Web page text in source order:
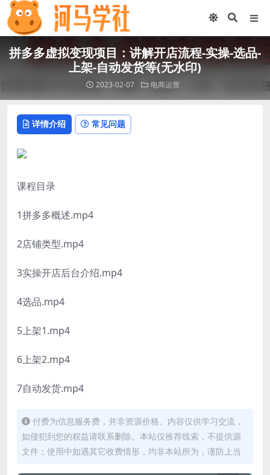
拼多多虚拟变现项目：讲解开店流程-实操-选品-
上架-自动发货等(无水印)
2023-02-07 电商运营
详情介绍 常见问题
课程目录
1拼多多概述.mp4
2店铺类型.mp4
3实操开店后台介绍.mp4
4选品.mp4
5上架1.mp4
6上架2.mp4
7自动发货.mp4
付费为信息服务费，并非资源价格。内容仅供学习交流，
如侵犯到您的权益请联系删除。本站仅推荐线索，不提供源
文件；使用中如遇其它收费情形，均非本站所为，谨防上当